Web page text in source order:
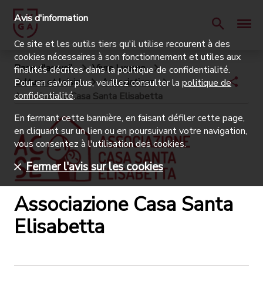
Page d'accueil
Vivre Lugano
Culture et loisirs
Associations
Associazione Casa Santa Elisabetta
Associazione Casa Santa
Elisabetta
Avis d'information
Ce site et les outils tiers qu'il utilise recourent à des
cookies nécessaires à son fonctionnement et utiles aux
finalités décrites dans la politique de confidentialité.
Pour en savoir plus, veuillez consulter la politique de
confidentialité.
En fermant cette bannière, en faisant défiler cette page,
en cliquant sur un lien ou en poursuivant votre navigation,
vous consentez à l'utilisation des cookies.
Fermer l'avis sur les cookies